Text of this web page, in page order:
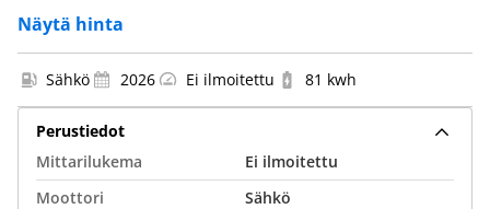
Näytä hinta
Sähkö 2026 Ei ilmoitettu 81 kwh
Perustiedot
Mittarilukema
Ei ilmoitettu
Moottori
Sähkö